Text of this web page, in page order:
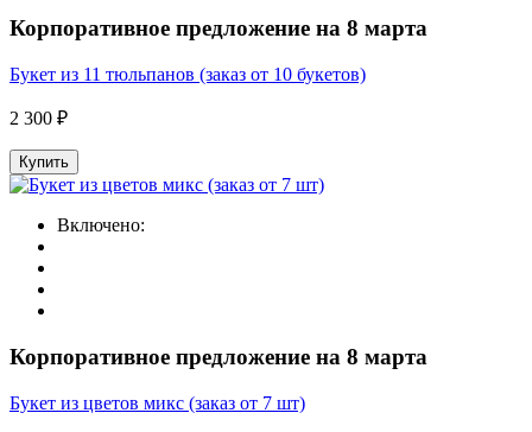
Корпоративное предложение на 8 марта
Букет из 11 тюльпанов (заказ от 10 букетов)
2 300 ₽
Купить
Включено:
Корпоративное предложение на 8 марта
Букет из цветов микс (заказ от 7 шт)